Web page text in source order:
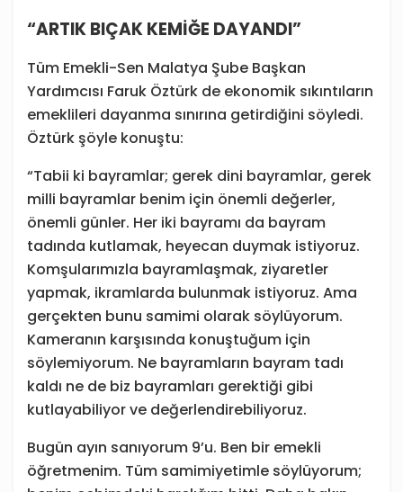
“ARTIK BIÇAK KEMİĞE DAYANDI”
Tüm Emekli-Sen Malatya Şube Başkan
Yardımcısı Faruk Öztürk de ekonomik sıkıntıların
emeklileri dayanma sınırına getirdiğini söyledi.
Öztürk şöyle konuştu:
“Tabii ki bayramlar; gerek dini bayramlar, gerek
milli bayramlar benim için önemli değerler,
önemli günler. Her iki bayramı da bayram
tadında kutlamak, heyecan duymak istiyoruz.
Komşularımızla bayramlaşmak, ziyaretler
yapmak, ikramlarda bulunmak istiyoruz. Ama
gerçekten bunu samimi olarak söylüyorum.
Kameranın karşısında konuştuğum için
söylemiyorum. Ne bayramların bayram tadı
kaldı ne de biz bayramları gerektiği gibi
kutlayabiliyor ve değerlendirebiliyoruz.
Bugün ayın sanıyorum 9’u. Ben bir emekli
öğretmenim. Tüm samimiyetimle söylüyorum;